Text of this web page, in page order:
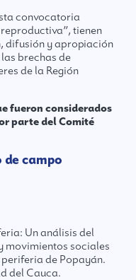
convocatoria
tienen
difusión y apropiación
brechas de
de la Región
fueron considerados
parte del Comité
campo
Un análisis del
movimientos sociales
periferia de Popayán.
del Cauca.